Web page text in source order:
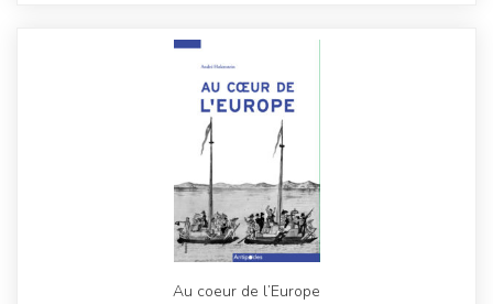
Au coeur de l’Europe